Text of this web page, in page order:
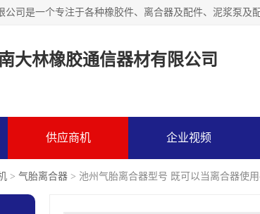
大林橡胶通信器材有限公司
供应商机 企业视频
> 气胎离合器 > 池州气胎离合器型号 既可以当离合器使